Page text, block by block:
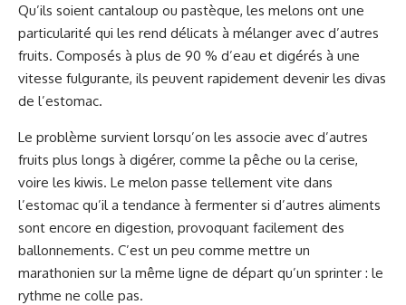
Qu’ils soient cantaloup ou pastèque, les melons ont une
particularité qui les rend délicats à mélanger avec d’autres
fruits. Composés à plus de 90 % d’eau et digérés à une
vitesse fulgurante, ils peuvent rapidement devenir les divas
de l’estomac.
Le problème survient lorsqu’on les associe avec d’autres
fruits plus longs à digérer, comme la pêche ou la cerise,
voire les kiwis. Le melon passe tellement vite dans
l’estomac qu’il a tendance à fermenter si d’autres aliments
sont encore en digestion, provoquant facilement des
ballonnements. C’est un peu comme mettre un
marathonien sur la même ligne de départ qu’un sprinter : le
rythme ne colle pas.